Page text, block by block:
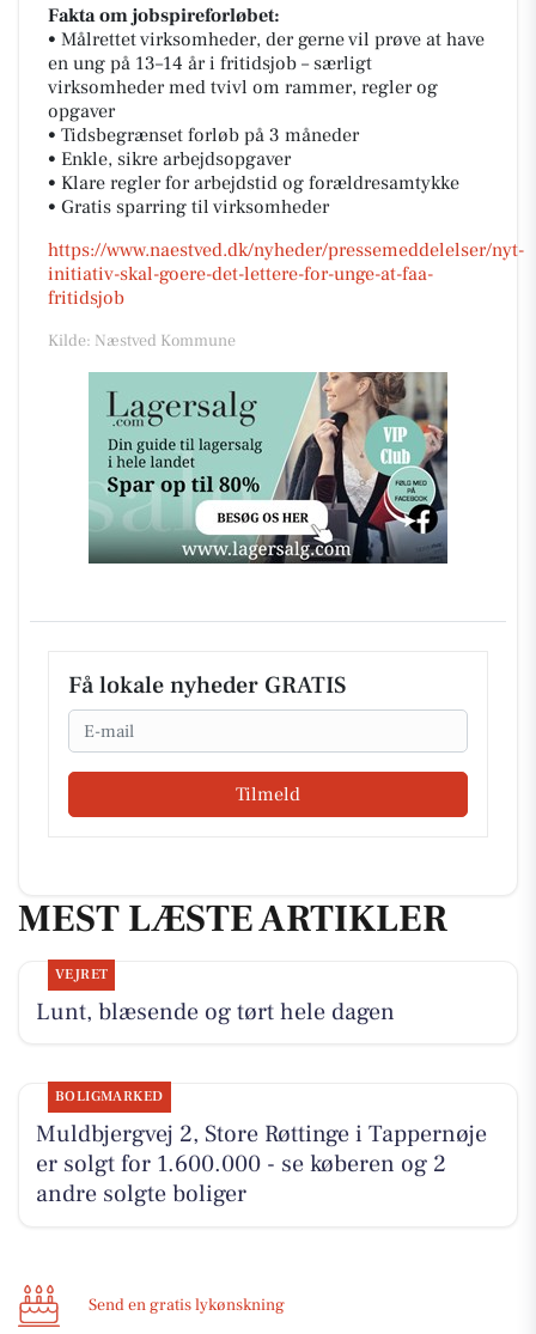
Fakta om jobspireforløbet:
• Målrettet virksomheder, der gerne vil prøve at have
en ung på 13–14 år i fritidsjob – særligt
virksomheder med tvivl om rammer, regler og
opgaver
• Tidsbegrænset forløb på 3 måneder
• Enkle, sikre arbejdsopgaver
• Klare regler for arbejdstid og forældresamtykke
• Gratis sparring til virksomheder
https://www.naestved.dk/nyheder/pressemeddelelser/nyt-
initiativ-skal-goere-det-lettere-for-unge-at-faa-
fritidsjob
Kilde: Næstved Kommune
Få lokale nyheder GRATIS
Email
Tilmeld
MEST LÆSTE ARTIKLER
VEJRET
Lunt, blæsende og tørt hele dagen
BOLIGMARKED
Muldbjergvej 2, Store Røttinge i Tappernøje
er solgt for 1.600.000 - se køberen og 2
andre solgte boliger
Send en gratis lykønskning